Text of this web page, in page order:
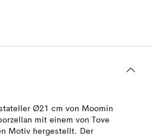
Ø21 cm von Moomin
mit einem von Tove
Motiv hergestellt. Der